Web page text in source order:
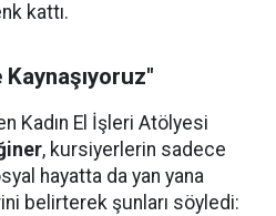
kattı.
Kadın El İşleri Atölyesi
, kursiyerlerin sadece
hayatta da yan yana
belirterek şunları söyledi: